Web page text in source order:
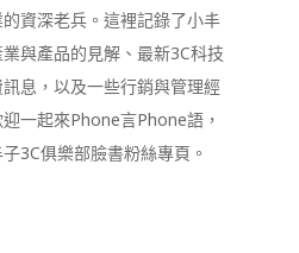
資深老兵。這裡記錄了小丰
與產品的見解、最新3C科技
息，以及一些行銷與管理經
一起來Phone言Phone語，
3C俱樂部臉書粉絲專頁。